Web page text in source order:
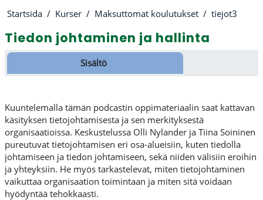
Startsida Kurser Maksuttomat koulutukset tiejot3
Tiedon johtaminen ja hallinta
Avsnittsöversikt
Sisältö
Kuuntelemalla tämän podcastin oppimateriaalin saat kattavan
käsityksen tietojohtamisesta ja sen merkityksestä
organisaatioissa. Keskustelussa Olli Nylander ja Tiina Soininen
pureutuvat tietojohtamisen eri osa-alueisiin, kuten tiedolla
johtamiseen ja tiedon johtamiseen, sekä niiden välisiin eroihin
ja yhteyksiin. He myös tarkastelevat, miten tietojohtaminen
vaikuttaa organisaation toimintaan ja miten sitä voidaan
hyödyntää tehokkaasti.